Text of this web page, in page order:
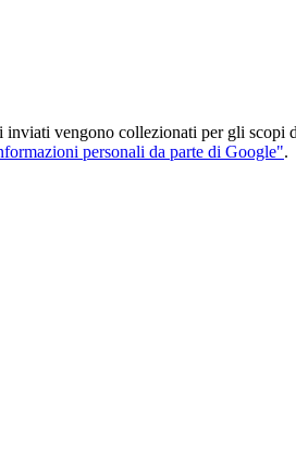
vengono collezionati per gli scopi
personali da parte di Google".